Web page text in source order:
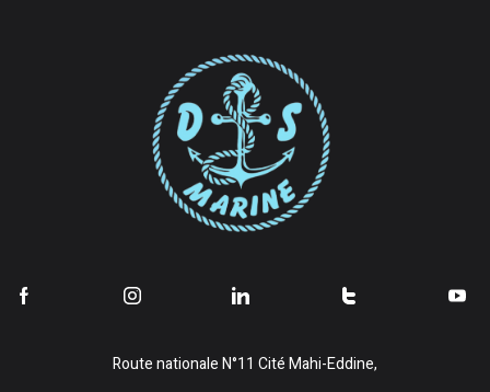
Route nationale N°11 Cité Mahi-Eddine,